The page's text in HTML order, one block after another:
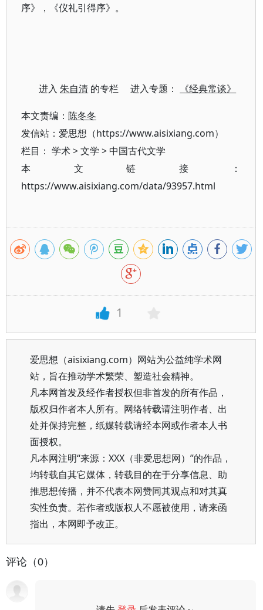
序》，《仪礼引得序》。
进入朱自清 的专栏 进入专题： 《经典常谈》
本文责编： 陈冬冬
发信站：爱思想（https://www.aisixiang.com）
栏目： 学术>文学 >中国古代文学
本文链接：
https://www.aisixiang.com/data/93957.html
1
爱思想（aisixiang.com）网站为公益纯学术网
站，旨在推动学术繁荣、塑造社会精神。
凡本网首发及经作者授权但非首发的所有作品，
版权归作者本人所有。网络转载请注明作者、出
处并保持完整，纸媒转载请经本网或作者本人书
面授权。
凡本网注明“来源：XXX（非爱思想网）”的作品，
均转载自其它媒体，转载目的在于分享信息、助
推思想传播，并不代表本网赞同其观点和对其真
实性负责。若作者或版权人不愿被使用，请来函
指出，本网即予改正。
评论（0）